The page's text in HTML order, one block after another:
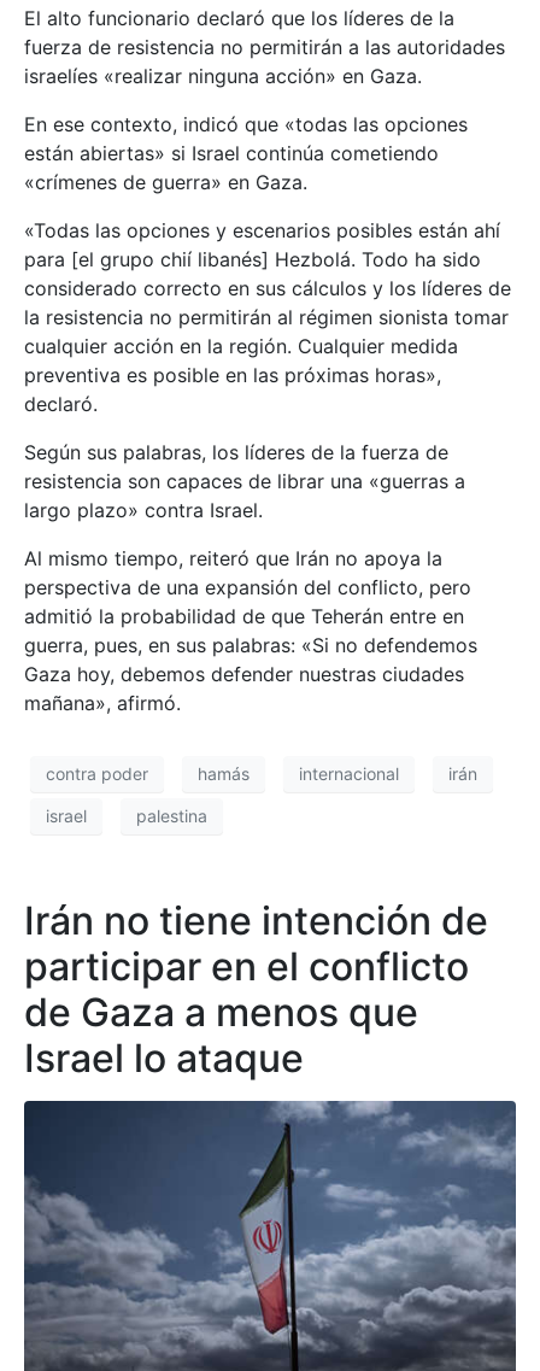
El alto funcionario declaró que los líderes de la
fuerza de resistencia no permitirán a las autoridades
israelíes «realizar ninguna acción» en Gaza.
En ese contexto, indicó que «todas las opciones
están abiertas» si Israel continúa cometiendo
«crímenes de guerra» en Gaza.
«Todas las opciones y escenarios posibles están ahí
para [el grupo chií libanés] Hezbolá. Todo ha sido
considerado correcto en sus cálculos y los líderes de
la resistencia no permitirán al régimen sionista tomar
cualquier acción en la región. Cualquier medida
preventiva es posible en las próximas horas»,
declaró.
Según sus palabras, los líderes de la fuerza de
resistencia son capaces de librar una «guerras a
largo plazo» contra Israel.
Al mismo tiempo, reiteró que Irán no apoya la
perspectiva de una expansión del conflicto, pero
admitió la probabilidad de que Teherán entre en
guerra, pues, en sus palabras: «Si no defendemos
Gaza hoy, debemos defender nuestras ciudades
mañana», afirmó.
contra poder hamás internacional irán
israel palestina
Irán no tiene intención de
participar en el conflicto
de Gaza a menos que
Israel lo ataque